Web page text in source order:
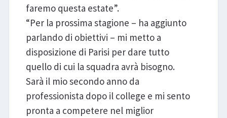
faremo questa estate”.
“Per la prossima stagione – ha aggiunto
parlando di obiettivi – mi metto a
disposizione di Parisi per dare tutto
quello di cui la squadra avrà bisogno.
Sarà il mio secondo anno da
professionista dopo il college e mi sento
pronta a competere nel miglior